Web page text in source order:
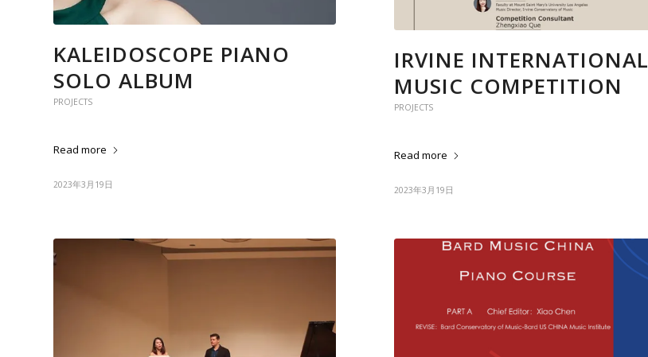
KALEIDOSCOPE PIANO
SOLO ALBUM
PROJECTS
Read more
2023年3月19日
IRVINE INTERNATIONAL
MUSIC COMPETITION
PROJECTS
Read more
2023年3月19日